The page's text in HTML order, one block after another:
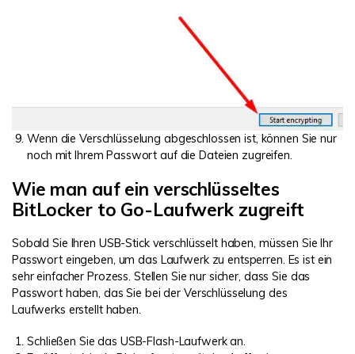
Wenn die Verschlüsselung abgeschlossen ist, können Sie nur
noch mit Ihrem Passwort auf die Dateien zugreifen.
Wie man auf ein verschlüsseltes
BitLocker to Go-Laufwerk zugreift
Sobald Sie Ihren USB-Stick verschlüsselt haben, müssen Sie Ihr
Passwort eingeben, um das Laufwerk zu entsperren. Es ist ein
sehr einfacher Prozess. Stellen Sie nur sicher, dass Sie das
Passwort haben, das Sie bei der Verschlüsselung des
Laufwerks erstellt haben.
Schließen Sie das USB-Flash-Laufwerk an.